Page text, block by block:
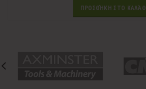
ΠΡΟΣΘΉΚΗ ΣΤΟ ΚΑΛΆΘΙ